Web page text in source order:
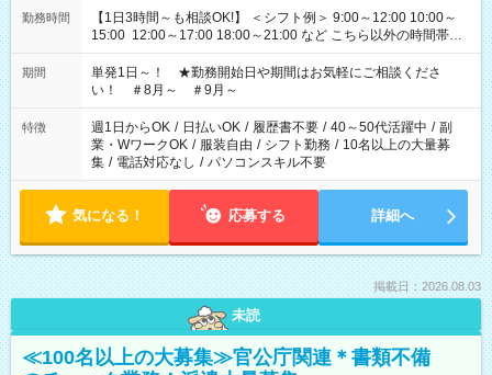
勤務時間
【1日3時間～も相談OK!】 ＜シフト例＞ 9:00～12:00 10:00～
15:00 12:00～17:00 18:00～21:00 など こちら以外の時間帯も
お気軽にご相談ください！
期間
単発1日～！ ★勤務開始日や期間はお気軽にご相談くださ
い！ ＃8月～ ＃9月～
特徴 週1日からOK / 日払いOK / 履歴書不要 / 40～50代活躍中 / 副
業・WワークOK / 服装自由 / シフト勤務 / 10名以上の大量募
集 / 電話対応なし / パソコンスキル不要
気になる！ 応募する 詳細へ
掲載日：2026.08.03
未読
≪100名以上の大募集≫官公庁関連＊書類不備